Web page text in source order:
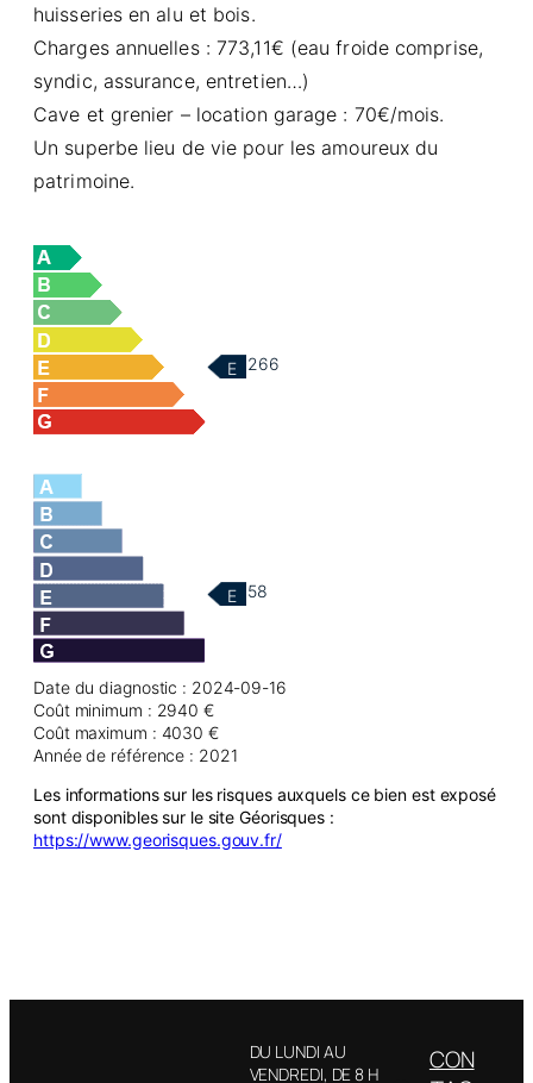
huisseries en alu et bois.
Charges annuelles : 773,11€ (eau froide comprise,
syndic, assurance, entretien…)
Cave et grenier – location garage : 70€/mois.
Un superbe lieu de vie pour les amoureux du
patrimoine.
E 266
E 58
Date du diagnostic : 2024-09-16
Coût minimum : 2940 €
Coût maximum : 4030 €
Année de référence : 2021
Les informations sur les risques auxquels ce bien est exposé
sont disponibles sur le site Géorisques :
https://www.georisques.gouv.fr/
DU LUNDI AU
VENDREDI, DE 8 H
CON